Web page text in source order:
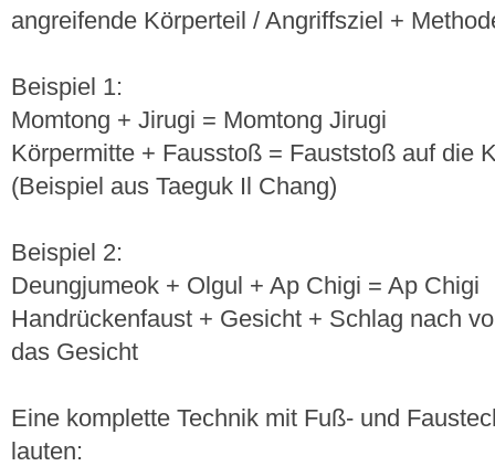
angreifende Körperteil / Angriffsziel +
Beispiel 1:
Momtong + Jirugi = Momtong Jirugi
Körpermitte + Fausstoß = Fauststoß auf die
(Beispiel aus Taeguk Il Chang)
Beispiel 2:
Deungjumeok + Olgul + Ap Chigi = Ap Chigi
Handrückenfaust + Gesicht + Schlag nach
das Gesicht
Eine komplette Technik mit Fuß- und
lauten: